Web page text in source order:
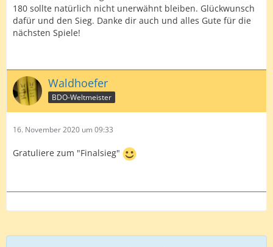
180 sollte natürlich nicht unerwähnt bleiben. Glückwunsch
dafür und den Sieg. Danke dir auch und alles Gute für die
nächsten Spiele!
Waldhoefer
BDO-Weltmeister
16. November 2020 um 09:33
Gratuliere zum "Finalsieg"